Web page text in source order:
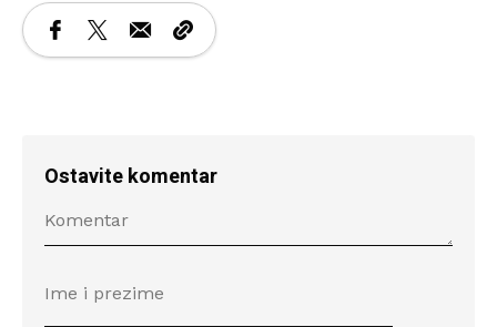
Ostavite komentar